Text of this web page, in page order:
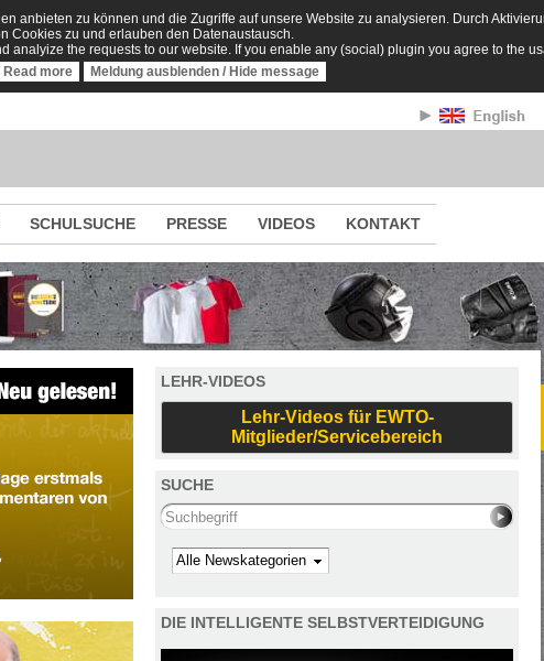
anbieten zu können und die Zugriffe auf unsere Website zu analysieren. Durch
Cookies zu und erlauben den Datenaustausch.
the requests to our website. If you enable any (social) plugin you agree to the
more
Meldung ausblenden / Hide message
SCHULSUCHE PRESSE VIDEOS KONTAKT
LEHR-VIDEOS
Lehr-Videos für EWTO-
Mitglieder/Servicebereich
SUCHE
Search this site
Kategorie
DIE INTELLIGENTE SELBSTVERTEIDIGUNG